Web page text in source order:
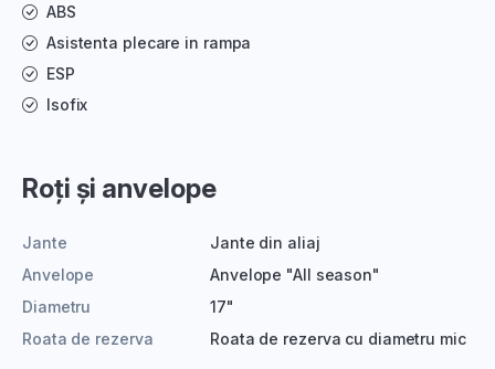
ABS
Asistenta plecare in rampa
ESP
Isofix
Roți și anvelope
Jante
Jante din aliaj
Anvelope
Anvelope "All season"
Diametru
17"
Roata de rezerva
Roata de rezerva cu diametru mic